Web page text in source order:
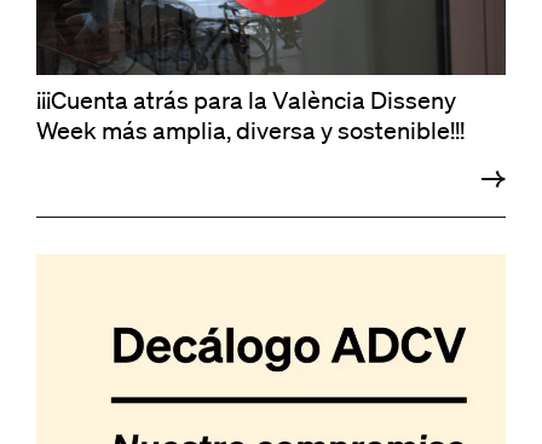
¡¡¡Cuenta atrás para la València Disseny
Week más amplia, diversa y sostenible!!!